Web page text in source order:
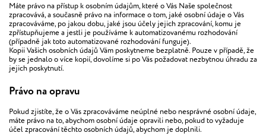
Máte právo na přístup k osobním údajům, které o Vás Naše společnost
zpracovává, a současně právo na informace o tom, jaké osobní údaje o Vás
zpracováváme, po jakou dobu, jaké jsou účely jejich zpracování, komu je
zpřístupňujeme a jestli je používáme k automatizovanému rozhodování
(případně jak toto automatizované rozhodování funguje).
Kopii Vašich osobních údajů Vám poskytneme bezplatně. Pouze v případě, že
by se jednalo o více kopií, dovolíme si po Vás požadovat nezbytnou úhradu za
jejich poskytnutí.
Právo na opravu
Pokud zjistíte, že o Vás zpracováváme neúplné nebo nesprávné osobní údaje,
máte právo na to, abychom osobní údaje opravili nebo, pokud to vyžaduje
účel zpracování těchto osobních údajů, abychom je doplnili.